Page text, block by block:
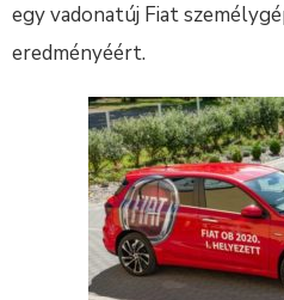
egy vadonatúj Fiat
eredményéért.